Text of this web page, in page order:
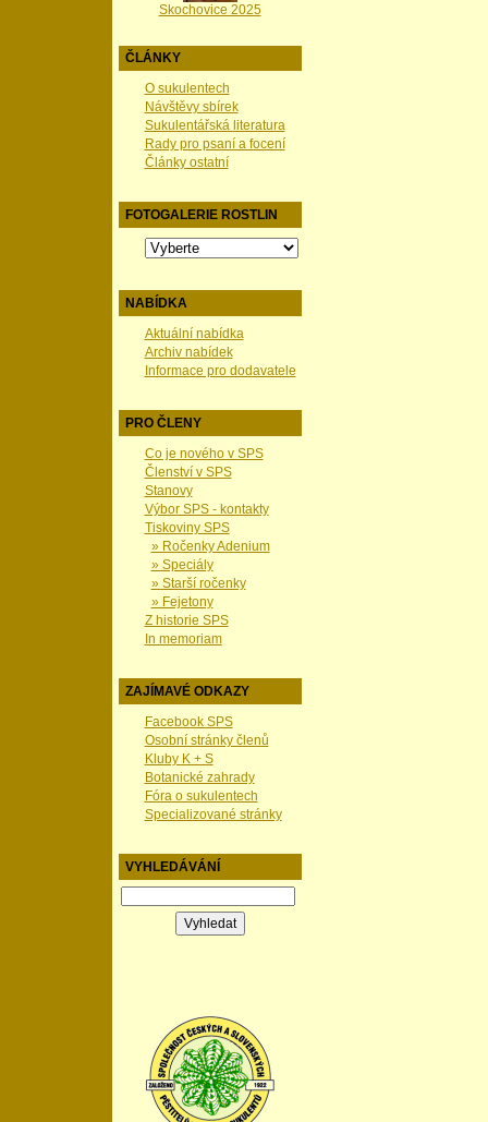
Skochovice 2025
ČLÁNKY
O sukulentech
Návštěvy sbírek
Sukulentářská literatura
Rady pro psaní a focení
Články ostatní
FOTOGALERIE ROSTLIN
NABÍDKA
Aktuální nabídka
Archiv nabídek
Informace pro dodavatele
PRO ČLENY
Co je nového v SPS
Členství v SPS
Stanovy
Výbor SPS - kontakty
Tiskoviny SPS
» Ročenky Adenium
» Speciály
» Starší ročenky
» Fejetony
Z historie SPS
In memoriam
ZAJÍMAVÉ ODKAZY
Facebook SPS
Osobní stránky členů
Kluby K + S
Botanické zahrady
Fóra o sukulentech
Specializované stránky
VYHLEDÁVÁNÍ